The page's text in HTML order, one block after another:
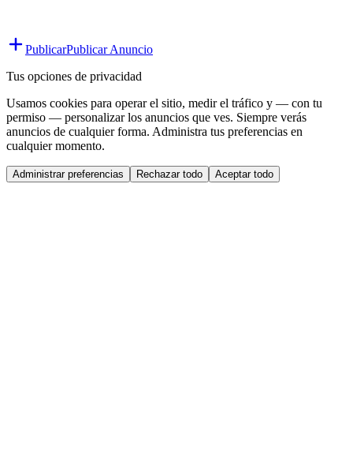
PublicarPublicar Anuncio
Tus opciones de privacidad
Usamos cookies para operar el sitio, medir el tráfico y — con tu
permiso — personalizar los anuncios que ves. Siempre verás
anuncios de cualquier forma. Administra tus preferencias en
cualquier momento.
Administrar preferencias Rechazar todo Aceptar todo